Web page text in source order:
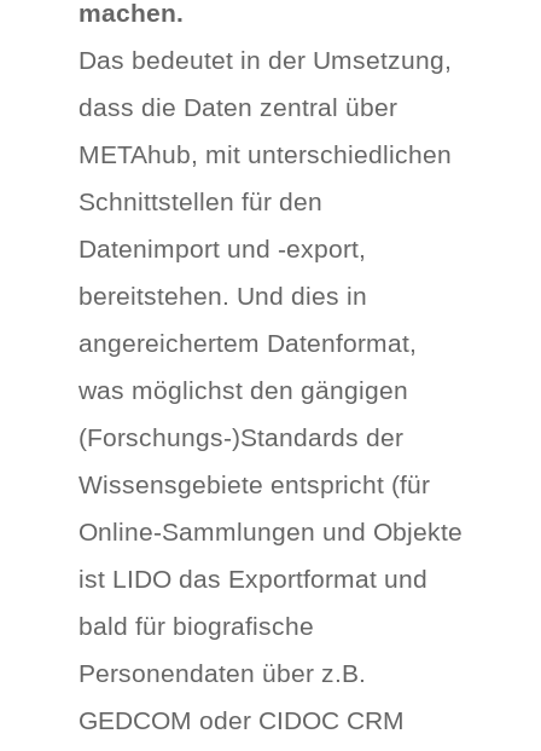
machen.
Das bedeutet in der Umsetzung,
dass die Daten zentral über
METAhub, mit unterschiedlichen
Schnittstellen für den
Datenimport und -export,
bereitstehen. Und dies in
angereichertem Datenformat,
was möglichst den gängigen
(Forschungs-)Standards der
Wissensgebiete entspricht (für
Online-Sammlungen und Objekte
ist LIDO das Exportformat und
bald für biografische
Personendaten über z.B.
GEDCOM oder CIDOC CRM